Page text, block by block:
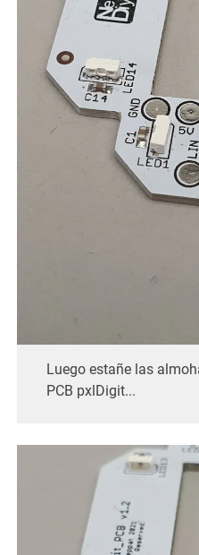
Luego estañe las
PCB pxlDigit...